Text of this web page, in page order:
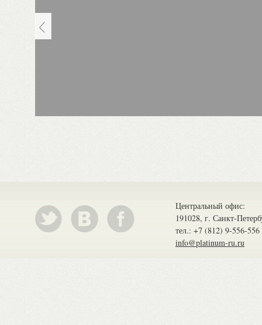
Центральный офис:
191028, г. Санкт-
тел.: +7 (812) 9-556-
info@platinum-ru.ru